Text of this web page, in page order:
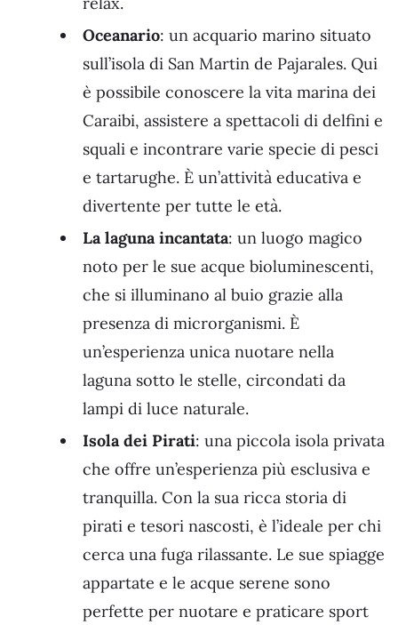
Oceanario: un acquario marino situato
sull’isola di San Martin de Pajarales. Qui
è possibile conoscere la vita marina dei
Caraibi, assistere a spettacoli di delfini e
squali e incontrare varie specie di pesci
e tartarughe. È un’attività educativa e
divertente per tutte le età.
La laguna incantata: un luogo magico
noto per le sue acque bioluminescenti,
che si illuminano al buio grazie alla
presenza di microrganismi. È
un’esperienza unica nuotare nella
laguna sotto le stelle, circondati da
lampi di luce naturale.
Isola dei Pirati: una piccola isola privata
che offre un’esperienza più esclusiva e
tranquilla. Con la sua ricca storia di
pirati e tesori nascosti, è l’ideale per chi
cerca una fuga rilassante. Le sue spiagge
appartate e le acque serene sono
perfette per nuotare e praticare sport